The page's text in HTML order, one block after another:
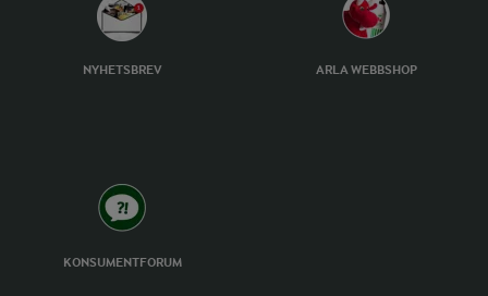
NYHETSBREV ARLA WEBBSHOP
KONSUMENTFORUM